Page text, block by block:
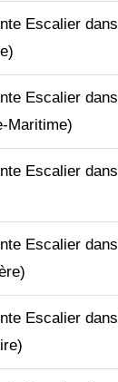
Escalier
Escalier
Maritime)
Escalier
Escalier
Escalier